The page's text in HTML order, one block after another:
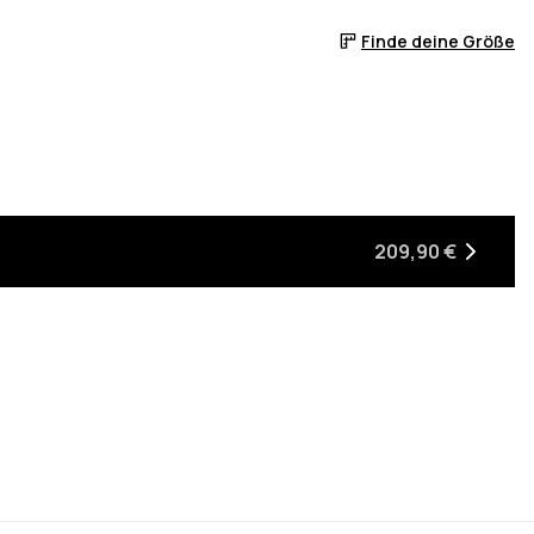
Finde deine Größe
209,90 €